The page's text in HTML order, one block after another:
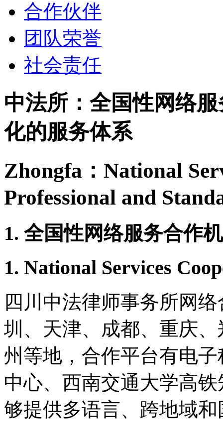
合作伙伴
团队荣誉
社会责任
中法所：全国性网络
化的服务体系
Zhongfa：National
Professional and
1. 全国性网络服务合作
1. National Services
四川中法律师事务所网
圳、天津、成都、重庆
州等地，合作平台有电
中心、西南交通大学高
够提供多语言、跨地域